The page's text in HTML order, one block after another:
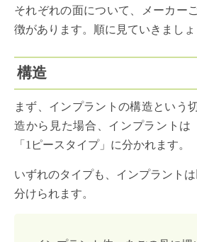
それぞれの面について、メーカー
徴があります。順に見ていきましょ
構造
まず、インプラントの構造という
造から見た場合、インプラントは
「1ピースタイプ」に分かれます。
いずれのタイプも、インプラント
分けられます。